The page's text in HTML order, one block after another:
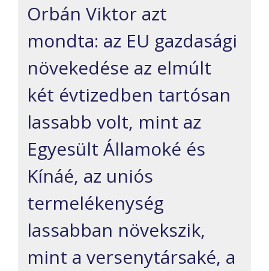
Orbán Viktor azt
mondta: az EU gazdasági
növekedése az elmúlt
két évtizedben tartósan
lassabb volt, mint az
Egyesült Államoké és
Kínáé, az uniós
termelékenység
lassabban növekszik,
mint a versenytársaké, a